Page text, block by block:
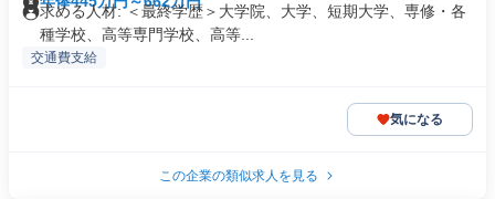
求める人材: ＜最終学歴＞大学院、大学、短期大学、専修・各
種学校、高等専門学校、高等...
交通費支給
気になる
この企業の類似求人を見る